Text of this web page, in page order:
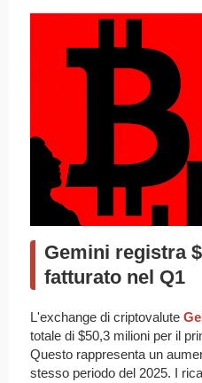
Gemini registra
fatturato nel Q1
L'exchange di criptovalute
totale di $50,3 milioni per il
Questo rappresenta un
stesso periodo del 2025. I